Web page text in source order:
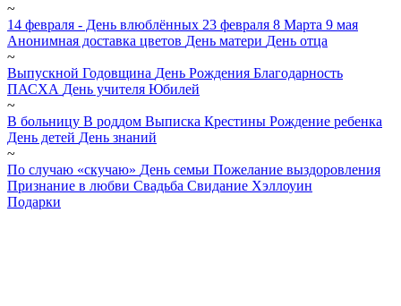
~
14 февраля - День влюблённых 23 февраля 8 Марта 9 мая
Анонимная доставка цветов День матери День отца
~
Выпускной Годовщина День Рождения Благодарность
ПАСХА День учителя Юбилей
~
В больницу В роддом Выписка Крестины Рождение ребенка
День детей День знаний
~
По случаю «скучаю» День семьи Пожелание выздоровления
Признание в любви Свадьба Свидание Хэллоуин
Подарки